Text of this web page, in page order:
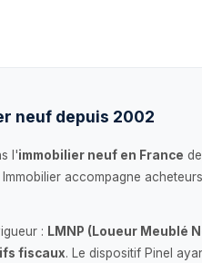
neuf depuis 2002
l'immobilier neuf en France
Immobilier accompagne
: LMNP (Loueur Meublé
fiscaux. Le dispositif Pinel